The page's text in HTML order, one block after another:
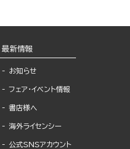
最新情報
お知らせ
フェア・イベント情報
書店様へ
海外ライセンシー
公式SNSアカウント